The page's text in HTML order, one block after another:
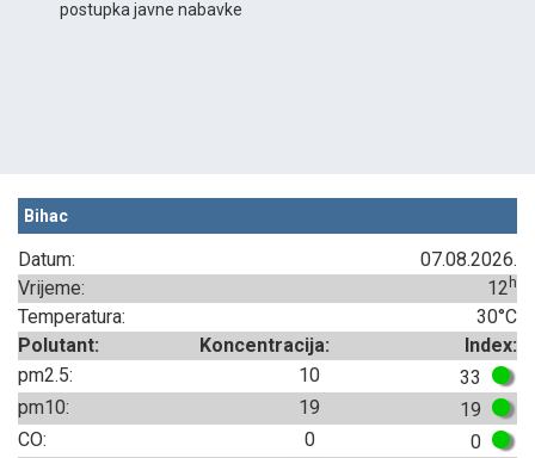
postupka javne nabavke
Bihac
Datum:
07.08.2026.
Vrijeme:
12 h
Temperatura:
30°C
Polutant:
Koncentracija:
Index:
pm2.5:
10
33
pm10:
19
19
CO:
0
0